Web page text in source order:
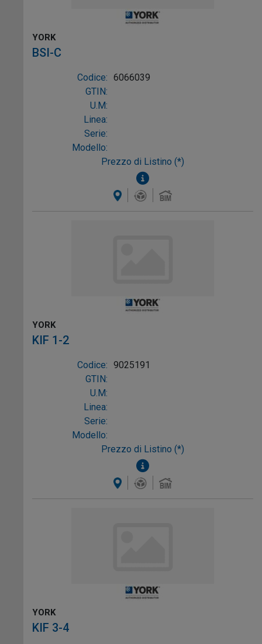
YORK
BSI-C
Codice: 6066039
GTIN:
U.M:
Linea:
Serie:
Modello:
Prezzo di Listino (*)
YORK
KIF 1-2
Codice: 9025191
GTIN:
U.M:
Linea:
Serie:
Modello:
Prezzo di Listino (*)
YORK
KIF 3-4